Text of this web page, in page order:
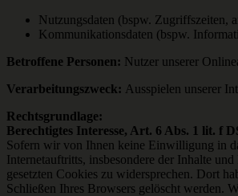
Nutzungsdaten (bspw. Zugriffszeiten,
Kommunikationsdaten (bspw.
Betroffene Personen: Nutzer unserer
Verarbeitungszweck: Ausspielen unserer
Rechtsgrundlage:
Berechtigtes Interesse, Art. 6 Abs. 1 lit. f
Sofern wir von Ihnen keine Einwilligung in
Internetauftritts, insbesondere der Inhalte
gesetzten Cookies zu widersprechen. Dort
Schließen Ihres Browsers gelöscht werden.